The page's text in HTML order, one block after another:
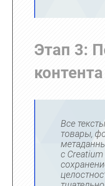
Этап 3:
Все
товары,
с